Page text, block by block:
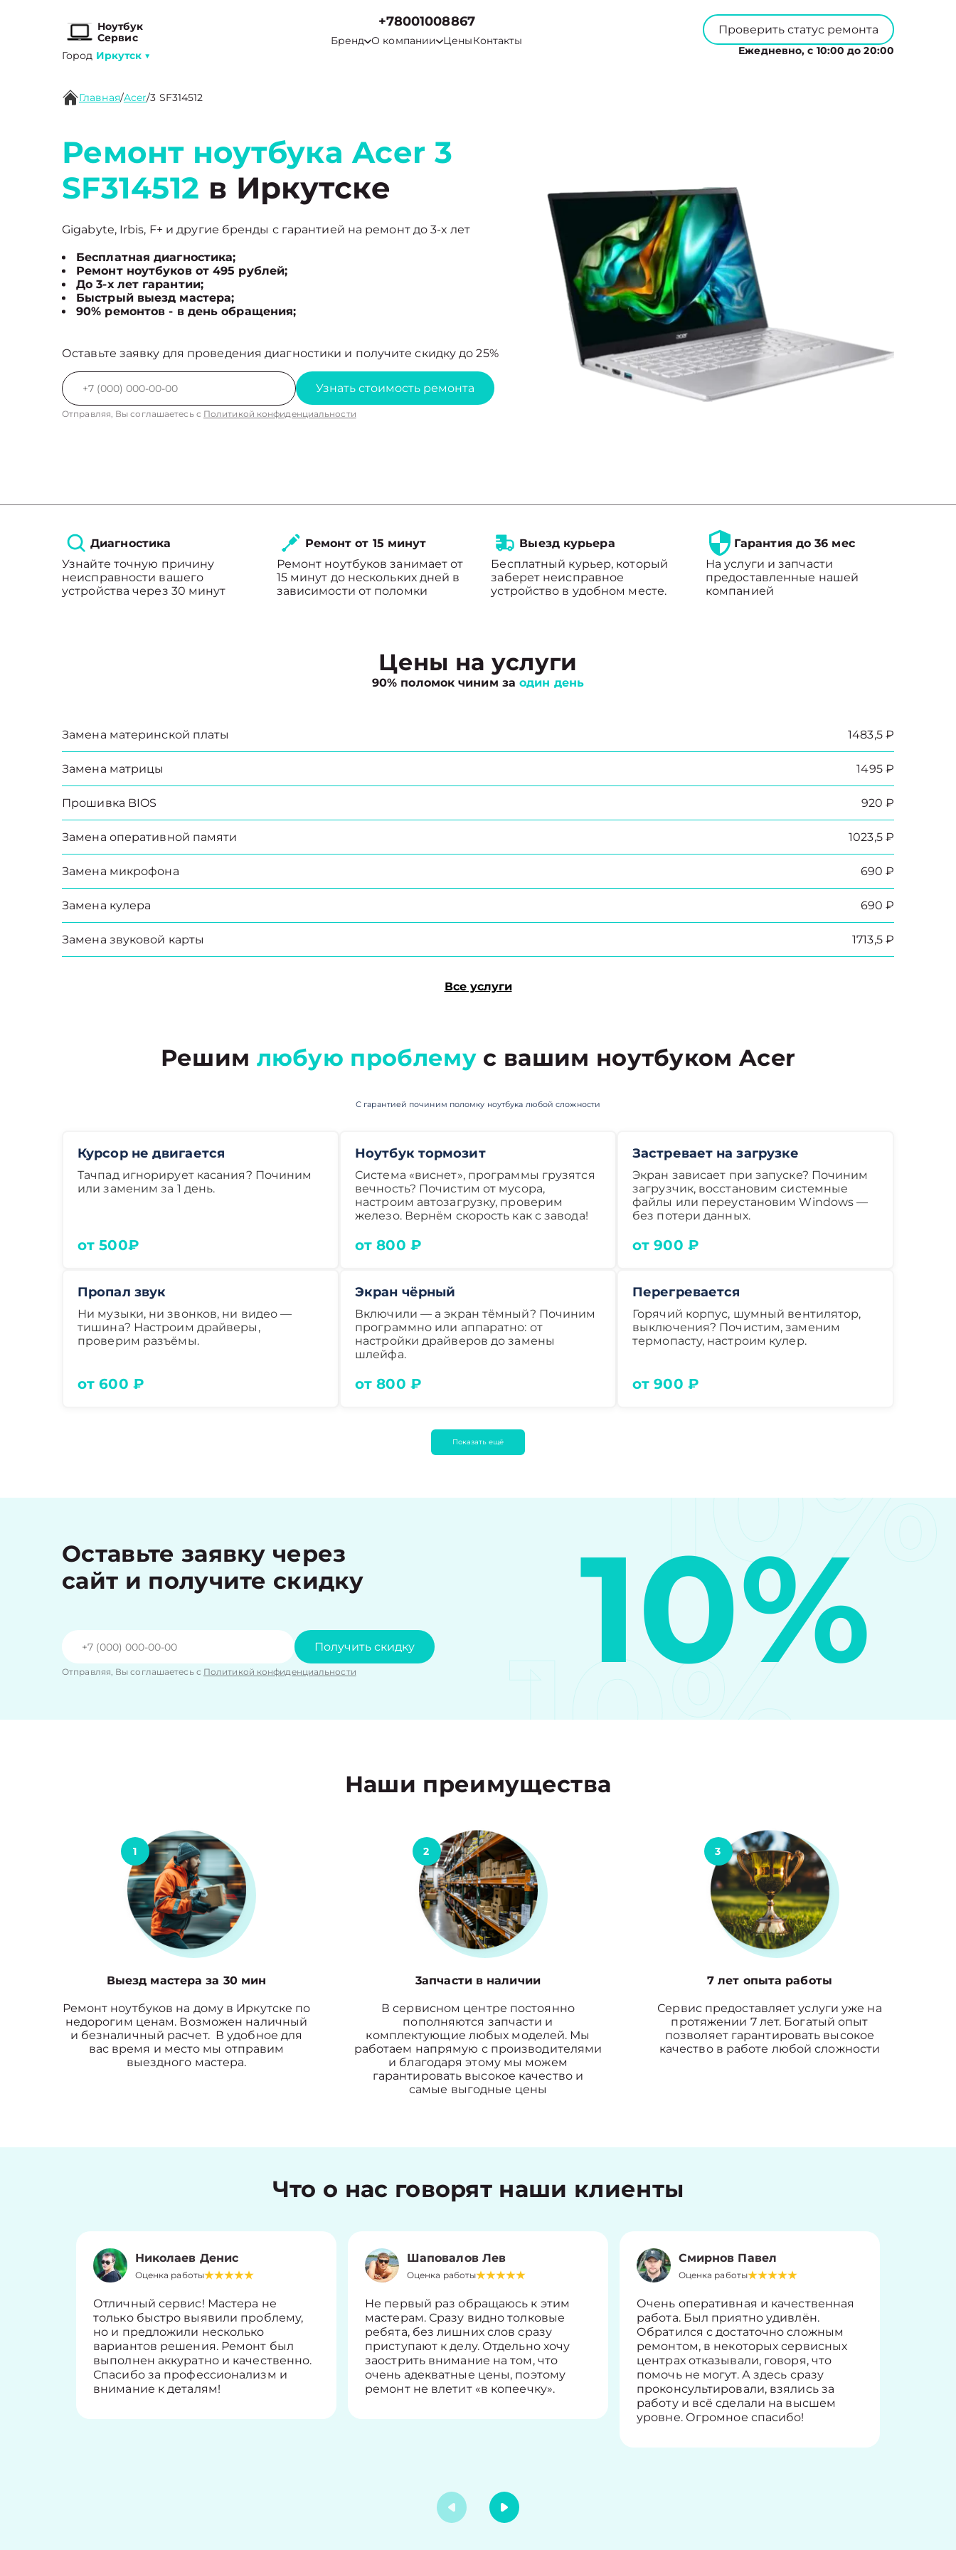
Ноутбук
Сервис
Город Иркутск ▼
+78001008867
Бренд О компании ЦеныКонтакты
Проверить статус ремонта
Ежедневно, с 10:00 до 20:00
Главная/Acer/3 SF314512
Ремонт ноутбука Acer 3
SF314512 в Иркутске
Gigabyte, Irbis, F+ и другие бренды с гарантией на ремонт до 3-х лет
Бесплатная диагностика;
Ремонт ноутбуков от 495 рублей;
До 3-х лет гарантии;
Быстрый выезд мастера;
90% ремонтов - в день обращения;
Оставьте заявку для проведения диагностики и получите скидку до 25%
Узнать стоимость ремонта
Отправляя, Вы соглашаетесь с Политикой конфиденциальности
Диагностика
Узнайте точную причину
неисправности вашего
устройства через 30 минут
Ремонт от 15 минут
Ремонт ноутбуков занимает от
15 минут до нескольких дней в
зависимости от поломки
Выезд курьера
Бесплатный курьер, который
заберет неисправное
устройство в удобном месте.
Гарантия до 36 мес
На услуги и запчасти
предоставленные нашей
компанией
Цены на услуги
90% поломок чиним заодин день
Замена материнской платы 1483,5 ₽
Замена матрицы 1495 ₽
Прошивка BIOS 920 ₽
Замена оперативной памяти 1023,5 ₽
Замена микрофона 690 ₽
Замена кулера 690 ₽
Замена звуковой карты 1713,5 ₽
Все услуги
Решим любую проблему с вашим ноутбуком Acer
С гарантией починим поломку ноутбука любой сложности
Курсор не двигается
Тачпад игнорирует касания? Починим
или заменим за 1 день.
от 500₽
Ноутбук тормозит
Система «виснет», программы грузятся
вечность? Почистим от мусора,
настроим автозагрузку, проверим
железо. Вернём скорость как с завода!
от 800 ₽
Застревает на загрузке
Экран зависает при запуске? Починим
загрузчик, восстановим системные
файлы или переустановим Windows —
без потери данных.
от 900 ₽
Пропал звук
Ни музыки, ни звонков, ни видео —
тишина? Настроим драйверы,
проверим разъёмы.
от 600 ₽
Экран чёрный
Включили — а экран тёмный? Починим
программно или аппаратно: от
настройки драйверов до замены
шлейфа.
от 800 ₽
Перегревается
Горячий корпус, шумный вентилятор,
выключения? Почистим, заменим
термопасту, настроим кулер.
от 900 ₽
Показать ещё
Оставьте заявку через
сайт и получите скидку
Получить скидку
Отправляя, Вы соглашаетесь с Политикой конфиденциальности 10%
10%
10%
Наши преимущества
1
Выезд мастера за 30 мин
Ремонт ноутбуков на дому в Иркутске по
недорогим ценам. Возможен наличный
и безналичный расчет. В удобное для
вас время и место мы отправим
выездного мастера.
2
3апчасти в наличии
В сервисном центре постоянно
пополняются запчасти и
комплектующие любых моделей. Мы
работаем напрямую с производителями
и благодаря этому мы можем
гарантировать высокое качество и
самые выгодные цены
3
7 лет опыта работы
Сервис предоставляет услуги уже на
протяжении 7 лет. Богатый опыт
позволяет гарантировать высокое
качество в работе любой сложности
Что о нас говорят наши клиенты
Николаев Денис
Оценка работы
Отличный сервис! Мастера не
только быстро выявили проблему,
но и предложили несколько
вариантов решения. Ремонт был
выполнен аккуратно и качественно.
Спасибо за профессионализм и
внимание к деталям!
Шаповалов Лев
Оценка работы
Не первый раз обращаюсь к этим
мастерам. Сразу видно толковые
ребята, без лишних слов сразу
приступают к делу. Отдельно хочу
заострить внимание на том, что
очень адекватные цены, поэтому
ремонт не влетит «в копеечку».
Смирнов Павел
Оценка работы
Очень оперативная и качественная
работа. Был приятно удивлён.
Обратился с достаточно сложным
ремонтом, в некоторых сервисных
центрах отказывали, говоря, что
помочь не могут. А здесь сразу
проконсультировали, взялись за
работу и всё сделали на высшем
уровне. Огромное спасибо!